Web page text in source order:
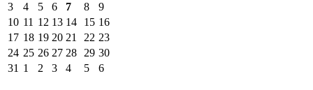
3
4 5 6 7 8
9
10 11 12 13 14 15 16
17 18 19 20 21 22 23
24 25 26 27 28 29 30
31 1 2 3 4 5 6